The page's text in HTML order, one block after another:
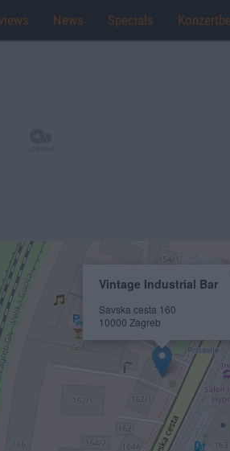
News Specials
Vintage Industrial Bar
Savska cesta 160
10000 Zagreb